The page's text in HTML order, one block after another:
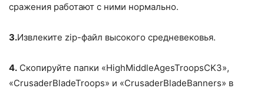
сражения работают с ними нормально.
3.Извлеките zip-файл высокого средневековья.
4. Скопируйте папки «HighMiddleAgesTroopsCK3»,
«CrusaderBladeTroops» и «CrusaderBladeBanners» в